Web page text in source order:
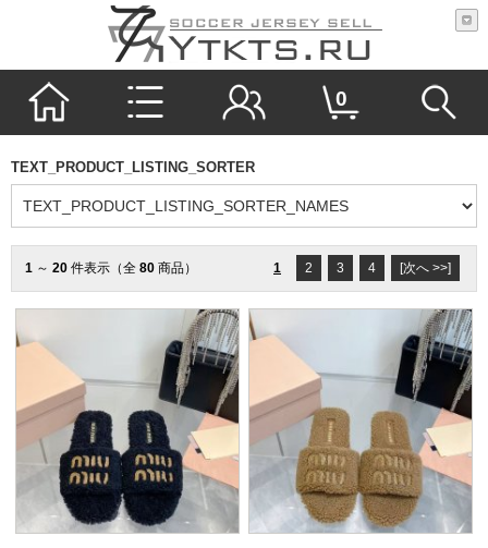
0
TEXT_PRODUCT_LISTING_SORTER
1 ～ 20 件表示（全 80 商品） 1 2 3 4 [次へ >>]